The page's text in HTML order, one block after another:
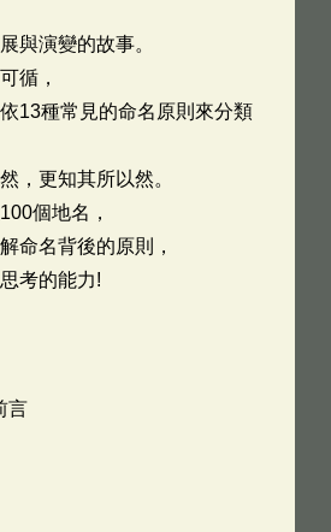
與演變的故事。
循，
13種常見的命名原則來分類
，更知其所以然。
個地名，
命名背後的原則，
考的能力!
言